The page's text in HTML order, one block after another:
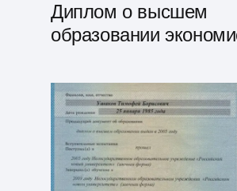
Диплом о высшем
образовании